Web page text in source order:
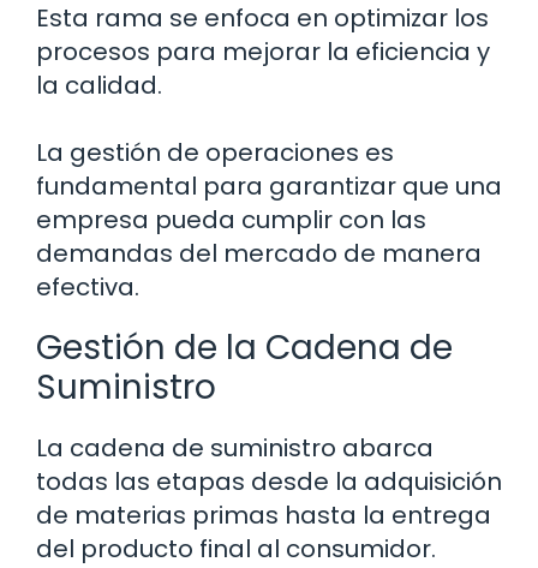
Esta rama se enfoca en optimizar los
procesos para mejorar la eficiencia y
la calidad.
La gestión de operaciones es
fundamental para garantizar que una
empresa pueda cumplir con las
demandas del mercado de manera
efectiva.
Gestión de la Cadena de
Suministro
La cadena de suministro abarca
todas las etapas desde la adquisición
de materias primas hasta la entrega
del producto final al consumidor.